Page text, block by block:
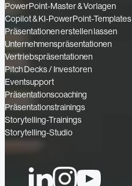
PowerPoint-Master & Vorlagen
Copilot & KI-PowerPoint-Templates
Präsentationen erstellen lassen
Unternehmenspräsentationen
Vertriebspräsentationen
Pitch Decks / Investoren
Eventsupport
Präsentationscoaching
Präsentationstrainings
Storytelling-Trainings
Storytelling-Studio